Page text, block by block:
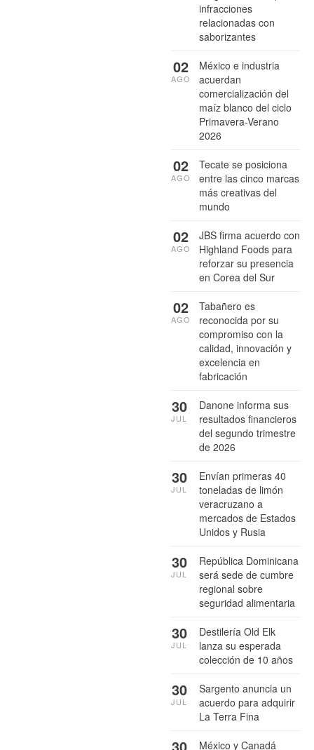
infracciones
relacionadas con
saborizantes
México e industria
acuerdan
comercialización del
maíz blanco del ciclo
Primavera-Verano
2026
02
AGO
Tecate se posiciona
entre las cinco marcas
más creativas del
mundo
02
AGO
JBS firma acuerdo con
Highland Foods para
reforzar su presencia
en Corea del Sur
02
AGO
Tabañero es
reconocida por su
compromiso con la
calidad, innovación y
excelencia en
fabricación
02
AGO
Danone informa sus
resultados financieros
del segundo trimestre
de 2026
30
JUL
Envían primeras 40
toneladas de limón
veracruzano a
mercados de Estados
Unidos y Rusia
30
JUL
República Dominicana
será sede de cumbre
regional sobre
seguridad alimentaria
30
JUL
Destilería Old Elk
lanza su esperada
colección de 10 años
30
JUL
Sargento anuncia un
acuerdo para adquirir
La Terra Fina
30
JUL
México y Canadá